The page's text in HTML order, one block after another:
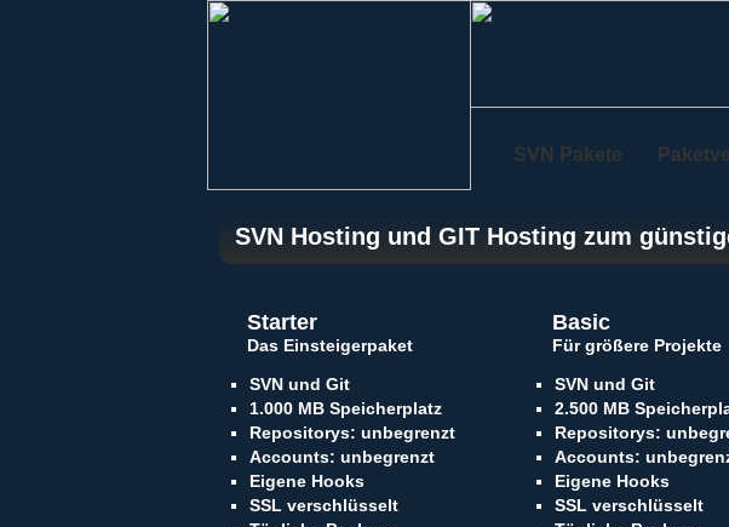
SVN Pakete
SVN Hosting und GIT Hosting zum
Starter
Das Einsteigerpaket
SVN und Git
1.000 MB Speicherplatz
Repositorys: unbegrenzt
Accounts: unbegrenzt
Eigene Hooks
SSL verschlüsselt
Basic
Für größere Projekte
SVN und Git
2.500 MB
Repositorys:
Accounts:
Eigene Hooks
SSL verschlüsselt